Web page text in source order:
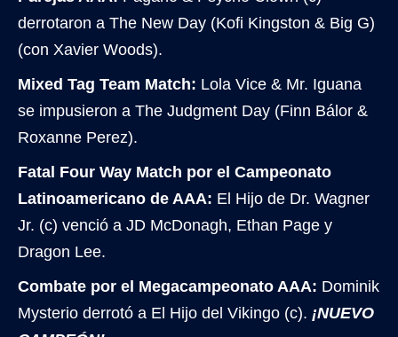
derrotaron a The New Day (Kofi Kingston & Big G)
(con Xavier Woods).
Mixed Tag Team Match: Lola Vice & Mr. Iguana
se impusieron a The Judgment Day (Finn Bálor &
Roxanne Perez).
Fatal Four Way Match por el Campeonato
Latinoamericano de AAA: El Hijo de Dr. Wagner
Jr. (c) venció a JD McDonagh, Ethan Page y
Dragon Lee.
Combate por el Megacampeonato AAA: Dominik
Mysterio derrotó a El Hijo del Vikingo (c). ¡NUEVO